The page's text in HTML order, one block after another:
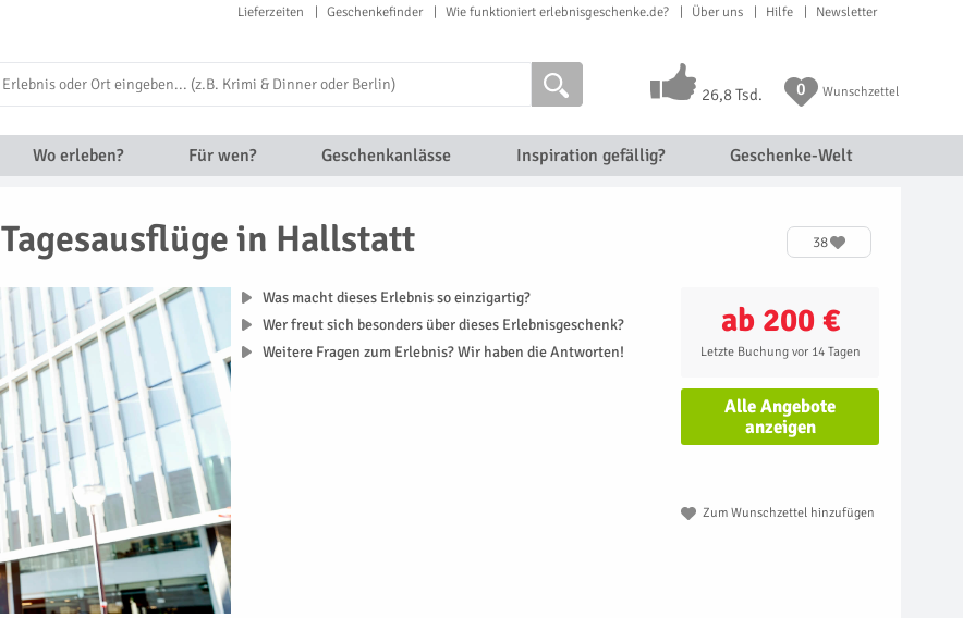
Lieferzeiten Geschenkefinder Wie funktioniert erlebnisgeschenke.de? Über uns Hilfe Newsletter
26,8 Tsd. 0 Wunschzettel
Wo erleben? Für wen? Geschenkanlässe Inspiration gefällig? Geschenke-Welt
Tagesausflüge in Hallstatt 38
ab 200 €
Letzte Buchung vor 14 Tagen
Alle Angebote
anzeigen
Zum Wunschzettel hinzufügen
Was macht dieses Erlebnis so einzigartig?
Wer freut sich besonders über dieses Erlebnisgeschenk?
Weitere Fragen zum Erlebnis? Wir haben die Antworten!